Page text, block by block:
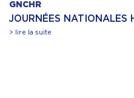
GNCHR
JOURNÉES NATIONALES
> lire la suite